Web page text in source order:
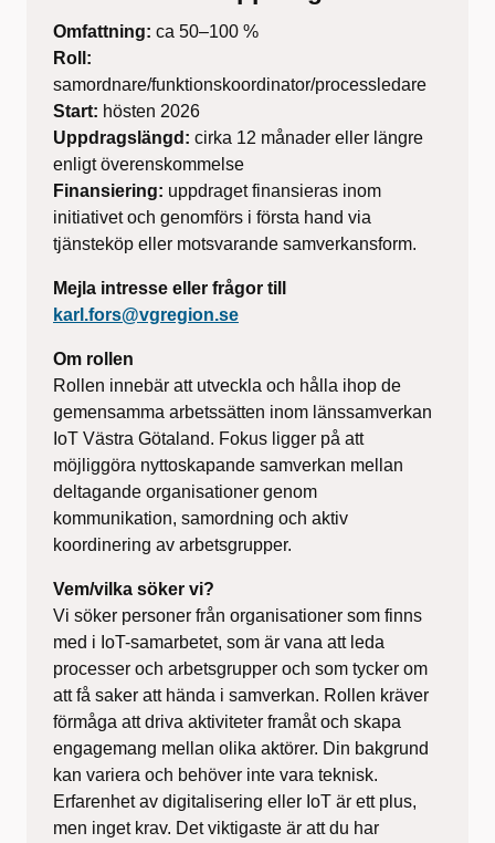
Omfattning: ca 50–100 %
Roll:
samordnare/funktionskoordinator/processledare
Start: hösten 2026
Uppdragslängd: cirka 12 månader eller längre
enligt överenskommelse
Finansiering: uppdraget finansieras inom
initiativet och genomförs i första hand via
tjänsteköp eller motsvarande samverkansform.
Mejla intresse eller frågor till
karl.fors@vgregion.se
Om rollen
Rollen innebär att utveckla och hålla ihop de
gemensamma arbetssätten inom länssamverkan
IoT Västra Götaland. Fokus ligger på att
möjliggöra nyttoskapande samverkan mellan
deltagande organisationer genom
kommunikation, samordning och aktiv
koordinering av arbetsgrupper.
Vem/vilka söker vi?
Vi söker personer från organisationer som finns
med i IoT-samarbetet, som är vana att leda
processer och arbetsgrupper och som tycker om
att få saker att hända i samverkan. Rollen kräver
förmåga att driva aktiviteter framåt och skapa
engagemang mellan olika aktörer. Din bakgrund
kan variera och behöver inte vara teknisk.
Erfarenhet av digitalisering eller IoT är ett plus,
men inget krav. Det viktigaste är att du har